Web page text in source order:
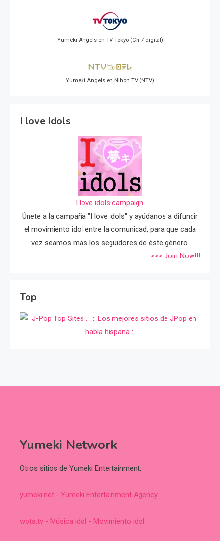
Yumeki Angels en TV Tokyo (Ch 7 digital)
Yumeki Angels en Nihon TV (NTV)
I love Idols
I love idols campaign.
Únete a la campaña "I love idols" y ayúdanos a difundir
el movimiento idol entre la comunidad, para que cada
vez seamos más los seguidores de éste género.
>>> Join Now!!!
Top
Yumeki Network
Otros sitios de Yumeki Entertainment:
yumeki.net - Yumeki Entertainment Agency
wota.tv - Música idol - Movimiento idol